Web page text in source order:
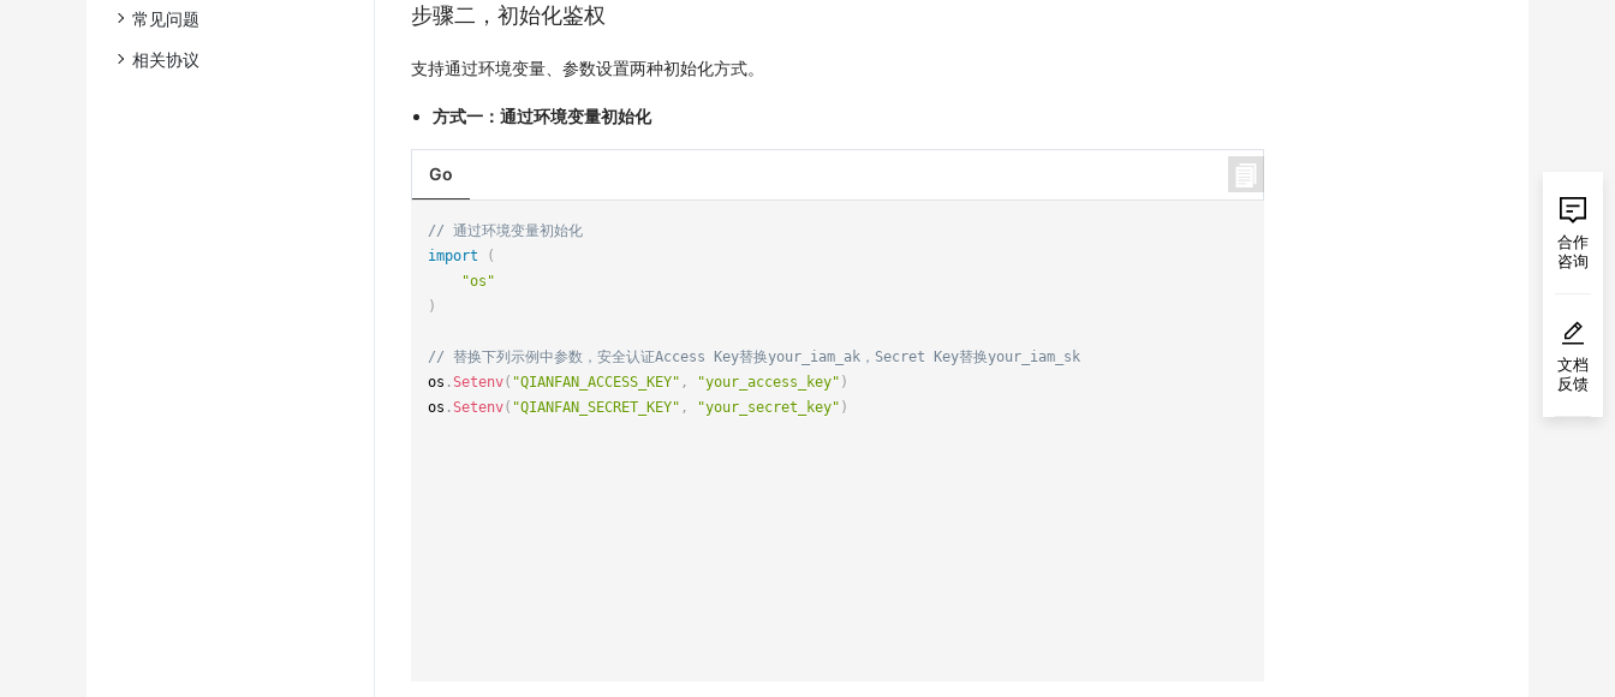
常见问题
相关协议
步骤二，初始化鉴权
支持通过环境变量、参数设置两种初始化方式。
方式一：通过环境变量初始化
Go
// 通过环境变量初始化
import
(
"os"
)
// 替换下列示例中参数，安全认证Access Key替换your_iam_ak，Secret Key替换your_iam_sk
os .Setenv( "QIANFAN_ACCESS_KEY" , "your_access_key" )
os .Setenv( "QIANFAN_SECRET_KEY" , "your_secret_key" )
合作
咨询
文档
反馈